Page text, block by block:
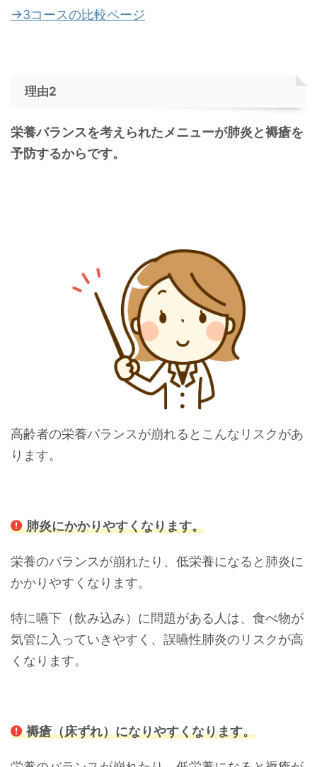
→3コースの比較ページ
理由2
栄養バランスを考えられたメニューが肺炎と褥瘡を
予防するからです。
高齢者の栄養バランスが崩れるとこんなリスクがあ
ります。
肺炎にかかりやすくなります。
栄養のバランスが崩れたり、低栄養になると肺炎に
かかりやすくなります。
特に嚥下（飲み込み）に問題がある人は、食べ物が
気管に入っていきやすく、誤嚥性肺炎のリスクが高
くなります。
褥瘡（床ずれ）になりやすくなります。